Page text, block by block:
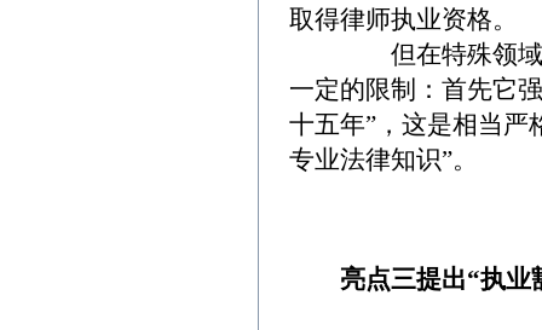
取得律师执业资格。
但在特殊领域人才
一定的限制：首先它
十五年”，这是相当严
专业法律知识”。
亮点三提出“执业